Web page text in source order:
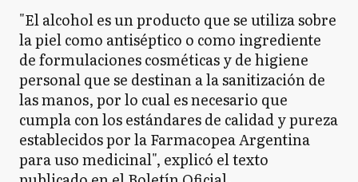
"El alcohol es un producto que se utiliza sobre
la piel como antiséptico o como ingrediente
de formulaciones cosméticas y de higiene
personal que se destinan a la sanitización de
las manos, por lo cual es necesario que
cumpla con los estándares de calidad y pureza
establecidos por la Farmacopea Argentina
para uso medicinal", explicó el texto